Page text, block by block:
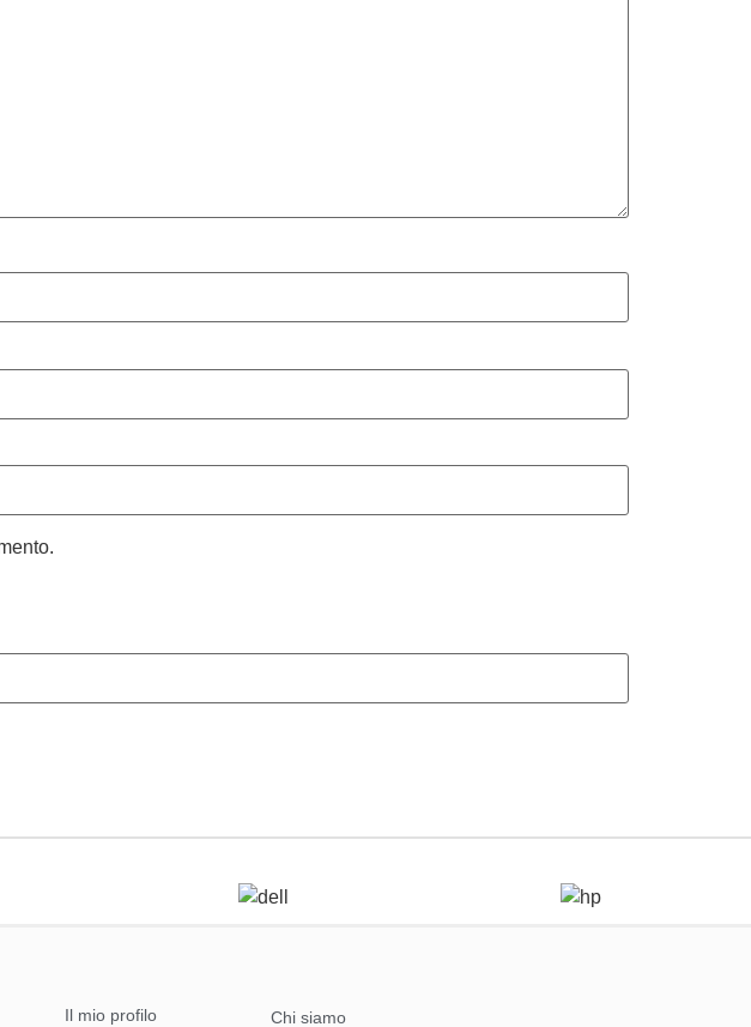
Il mio profilo Chi siamo